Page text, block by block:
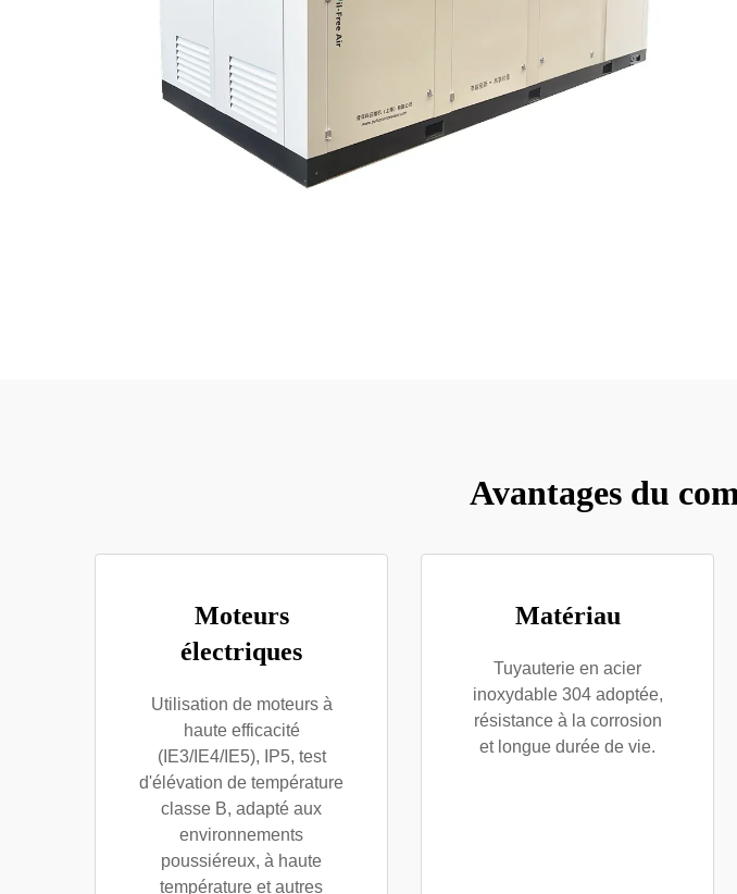
Avantages du
Moteurs
électriques
Utilisation de moteurs à
haute efficacité
(IE3/IE4/IE5), IP5, test
d'élévation de température
classe B, adapté aux
environnements
poussiéreux, à haute
température et autres
Matériau
Tuyauterie en acier
inoxydable 304 adoptée,
résistance à la corrosion
et longue durée de vie.